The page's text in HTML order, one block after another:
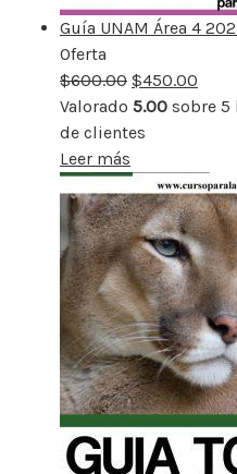
Guía UNAM Área 4
Oferta
rebajado
$600.00 $450.00
Valorado 5.00 sobre 5
de clientes
Leer más